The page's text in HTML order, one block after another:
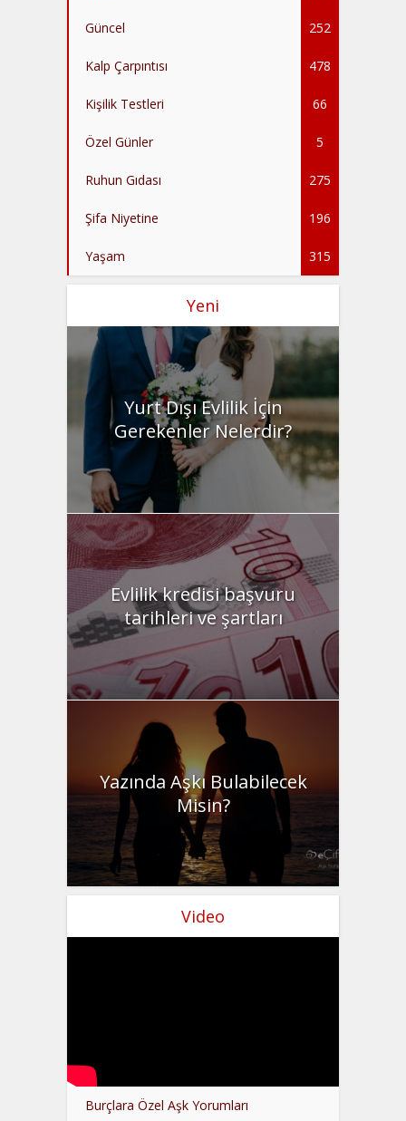
Güncel 252
Kalp Çarpıntısı 478
Kişilik Testleri 66
Özel Günler 5
Ruhun Gıdası 275
Şifa Niyetine 196
Yaşam 315
Yeni
Yurt Dışı Evlilik İçin
Gerekenler Nelerdir?
Evlilik kredisi başvuru
tarihleri ve şartları
Yazında Aşkı Bulabilecek
Misin?
Video
Burçlara Özel Aşk Yorumları